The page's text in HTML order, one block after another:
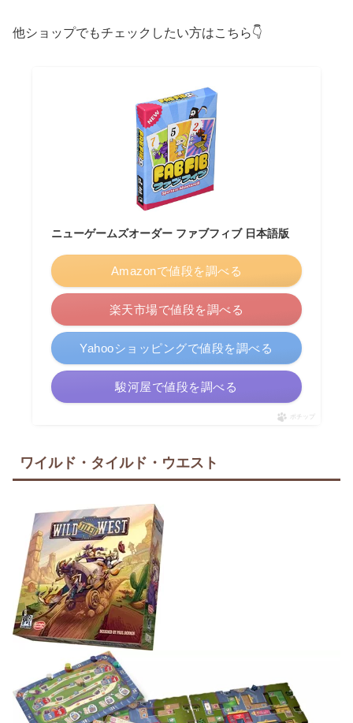
他ショップでもチェックしたい方はこちら👇
ニューゲームズオーダー ファブフィブ 日本語版
Amazonで値段を調べる
楽天市場で値段を調べる
Yahooショッピングで値段を調べる
駿河屋で値段を調べる
ポチップ
ワイルド・タイルド・ウエスト